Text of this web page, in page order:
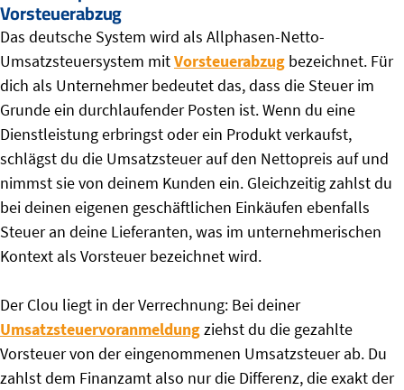
Vorsteuerabzug
Das deutsche System wird als Allphasen-Netto-
Umsatzsteuersystem mitVorsteuerabzug bezeichnet. Für
dich als Unternehmer bedeutet das, dass die Steuer im
Grunde ein durchlaufender Posten ist. Wenn du eine
Dienstleistung erbringst oder ein Produkt verkaufst,
schlägst du die Umsatzsteuer auf den Nettopreis auf und
nimmst sie von deinem Kunden ein. Gleichzeitig zahlst du
bei deinen eigenen geschäftlichen Einkäufen ebenfalls
Steuer an deine Lieferanten, was im unternehmerischen
Kontext als Vorsteuer bezeichnet wird.
Der Clou liegt in der Verrechnung: Bei deiner
Umsatzsteuervoranmeldungziehst du die gezahlte
Vorsteuer von der eingenommenen Umsatzsteuer ab. Du
zahlst dem Finanzamt also nur die Differenz, die exakt der